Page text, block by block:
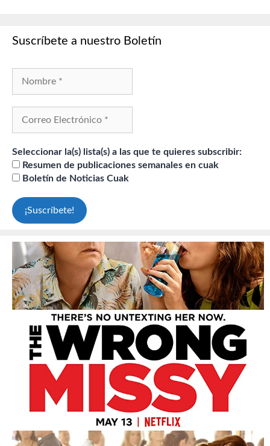
Suscríbete a nuestro Boletín
Seleccionar la(s) lista(s) a las que te quieres subscribir:
Resumen de publicaciones semanales en cuak
Boletín de Noticias Cuak